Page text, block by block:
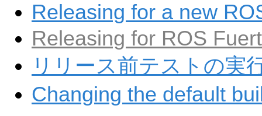
Releasing for a new
Releasing for ROS
リリース前テストの実
Changing the default